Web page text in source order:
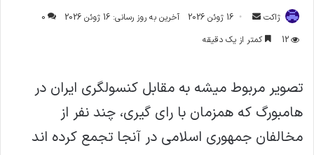
ژاکت
ارسال
ایمیل
16 ژوئن 2026 آخرین به روز رسانی: 16 ژوئن 2026
0
12
کمتر از یک دقیقه
تصویر مربوط میشه به مقابل کنسولگری ایران در
هامبورگ که همزمان با رای گیری، چند نفر از
مخالفان جمهوری اسلامی در آنجا تجمع کرده اند